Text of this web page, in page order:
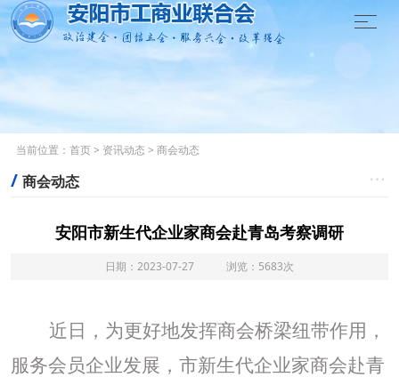

当前位置： 首页> 资讯动态 > 商会动态
/ 商会动态 
安阳市新生代企业家商会赴青岛考察调研
日期：2023-07-27 浏览：5683次
近日，为更好地发挥商会桥梁纽带作用，
服务会员企业发展，市新生代企业家商会赴青